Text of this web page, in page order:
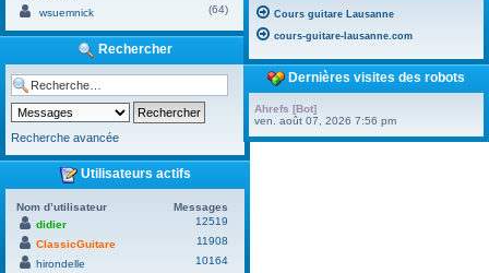
wsuemnick
(64)
Rechercher
Recherche avancée
Utilisateurs actifs
Nom d’utilisateur
Messages
didier
12519
ClassicGuitare
11908
hirondelle
10164
Cours guitare Lausanne
cours-guitare-lausanne.com
Dernières visites des robots
Ahrefs [Bot]
ven. août 07, 2026 7:56 pm